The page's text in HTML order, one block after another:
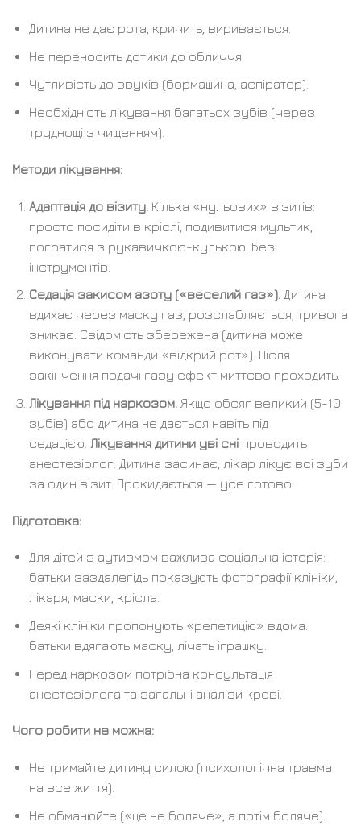
Дитина не дає рота, кричить, виривається.
Не переносить дотики до обличчя.
Чутливість до звуків (бормашина, аспіратор).
Необхідність лікування багатьох зубів (через
труднощі з чищенням).
Методи лікування:
Адаптація до візиту. Кілька «нульових» візитів:
просто посидіти в кріслі, подивитися мультик,
погратися з рукавичкою-кулькою. Без
інструментів.
Седація закисом азоту («веселий газ»).Дитина
вдихає через маску газ, розслабляється, тривога
зникає. Свідомість збережена (дитина може
виконувати команди «відкрий рот»). Після
закінчення подачі газу ефект миттєво проходить.
Лікування під наркозом.Якщо обсяг великий (5-10
зубів) або дитина не дається навіть під
седацією. Лікування дитини уві сніпроводить
анестезіолог. Дитина засинає, лікар лікує всі зуби
за один візит. Прокидається — усе готово.
Підготовка:
Для дітей з аутизмом важлива соціальна історія:
батьки заздалегідь показують фотографії клініки,
лікаря, маски, крісла.
Деякі клініки пропонують «репетицію» вдома:
батьки вдягають маску, лічать іграшку.
Перед наркозом потрібна консультація
анестезіолога та загальні аналізи крові.
Чого робити не можна:
Не тримайте дитину силою (психологічна травма
на все життя).
Не обманюйте («це не боляче», а потім боляче).